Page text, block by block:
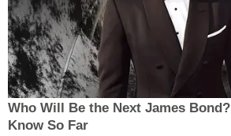
Who Will Be the Next James
Know So Far